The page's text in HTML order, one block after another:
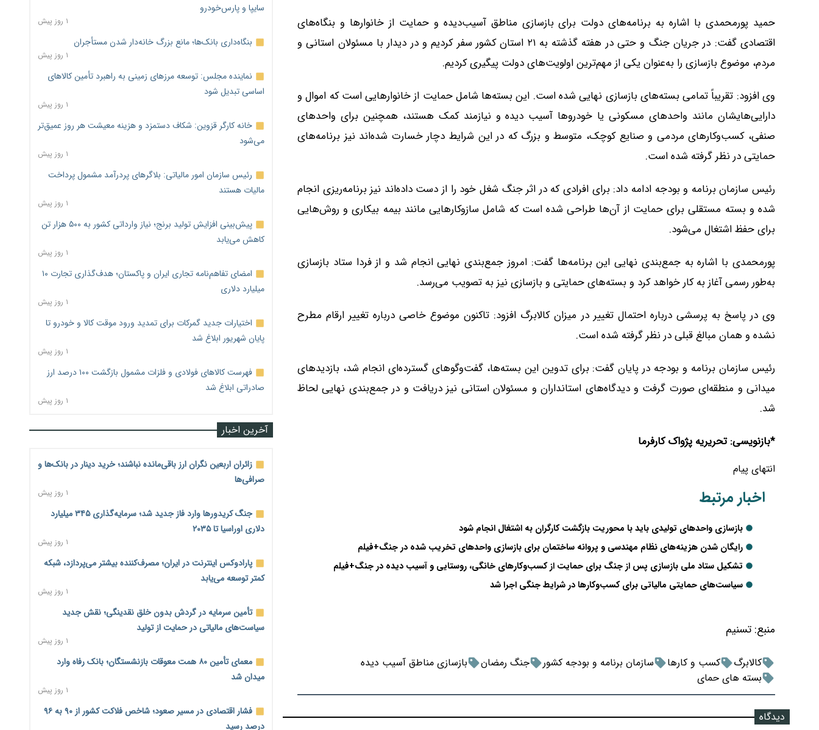
حمید پورمحمدی با اشاره به برنامه‌های دولت برای بازسازی مناطق آسیب‌دیده و حمایت از خانوارها و بنگاه‌های
اقتصادی گفت: در جریان جنگ و حتی در هفته گذشته به ۲۱ استان کشور سفر کردیم و در دیدار با مسئولان استانی و
مردم، موضوع بازسازی را به‌عنوان یکی از مهم‌ترین اولویت‌های دولت پیگیری کردیم.
وی افزود: تقریباً تمامی بسته‌های بازسازی نهایی شده است. این بسته‌ها شامل حمایت از خانوارهایی است که اموال و
دارایی‌هایشان مانند واحدهای مسکونی یا خودروها آسیب دیده و نیازمند کمک هستند، همچنین برای واحدهای
صنفی، کسب‌وکارهای مردمی و صنایع کوچک، متوسط و بزرگ که در این شرایط دچار خسارت شده‌اند نیز برنامه‌های
حمایتی در نظر گرفته شده است.
رئیس سازمان برنامه و بودجه ادامه داد: برای افرادی که در اثر جنگ شغل خود را از دست داده‌اند نیز برنامه‌ریزی انجام
شده و بسته مستقلی برای حمایت از آن‌ها طراحی شده است که شامل سازوکارهایی مانند بیمه بیکاری و روش‌هایی
برای حفظ اشتغال می‌شود.
پورمحمدی با اشاره به جمع‌بندی نهایی این برنامه‌ها گفت: امروز جمع‌بندی نهایی انجام شد و از فردا ستاد بازسازی
به‌طور رسمی آغاز به کار خواهد کرد و بسته‌های حمایتی و بازسازی نیز به تصویب می‌رسد.
وی در پاسخ به پرسشی درباره احتمال تغییر در میزان کالابرگ افزود: تاکنون موضوع خاصی درباره تغییر ارقام مطرح
نشده و همان مبالغ قبلی در نظر گرفته شده است.
رئیس سازمان برنامه و بودجه در پایان گفت: برای تدوین این بسته‌ها، گفت‌وگوهای گسترده‌ای انجام شد، بازدیدهای
میدانی و منطقه‌ای صورت گرفت و دیدگاه‌های استانداران و مسئولان استانی نیز دریافت و در جمع‌بندی نهایی لحاظ
شد.
*بازنویسی: تحریریه پژواک کارفرما
انتهای پیام
اخبار مرتبط
بازسازی واحدهای تولیدی باید با محوریت بازگشت کارگران به اشتغال انجام شود
رایگان شدن هزینه‌های نظام مهندسی و پروانه ساختمان برای بازسازی واحدهای تخریب شده در جنگ+فیلم
تشکیل ستاد ملی بازسازی پس از جنگ برای حمایت از کسب‌وکارهای خانگی، روستایی و آسیب دیده در جنگ+فیلم
سیاست‌های حمایتی مالیاتی برای کسب‌وکارها در شرایط جنگی اجرا شد
منبع: تسنیم
کالابرگ کسب و کارها سازمان برنامه و بودجه کشور جنگ رمضان
بازسازی مناطق آسیب دیده
بسته های حمای
دیدگاه
سایپا و پارس‌خودرو
۱ روز پیش
بنگاه‌داری بانک‌ها؛ مانع بزرگ خانه‌دار شدن مستأجران
۱ روز پیش
نماینده مجلس: توسعه مرزهای زمینی به راهبرد تأمین کالاهای
اساسی تبدیل شود
۱ روز پیش
خانه کارگر قزوین: شکاف دستمزد و هزینه معیشت هر روز عمیق‌تر
می‌شود
۱ روز پیش
رئیس سازمان امور مالیاتی: بلاگرهای پردرآمد مشمول پرداخت
مالیات هستند
۱ روز پیش
پیش‌بینی افزایش تولید برنج؛ نیاز وارداتی کشور به ۵۰۰ هزار تن
کاهش می‌یابد
۱ روز پیش
امضای تفاهم‌نامه تجاری ایران و پاکستان؛ هدف‌گذاری تجارت ۱۰
میلیارد دلاری
۱ روز پیش
اختیارات جدید گمرکات برای تمدید ورود موقت کالا و خودرو تا
پایان شهریور ابلاغ شد
۱ روز پیش
فهرست کالاهای فولادی و فلزات مشمول بازگشت ۱۰۰ درصد ارز
صادراتی ابلاغ شد
۱ روز پیش
آخرین اخبار
زائران اربعین نگران ارز باقی‌مانده نباشند؛ خرید دینار در بانک‌ها و
صرافی‌ها
۱ روز پیش
جنگ کریدورها وارد فاز جدید شد؛ سرمایه‌گذاری ۳۴۵ میلیارد
دلاری اوراسیا تا ۲۰۳۵
۱ روز پیش
پارادوکس اینترنت در ایران؛ مصرف‌کننده بیشتر می‌پردازد، شبکه
کمتر توسعه می‌یابد
۱ روز پیش
تأمین سرمایه در گردش بدون خلق نقدینگی؛ نقش جدید
سیاست‌های مالیاتی در حمایت از تولید
۱ روز پیش
معمای تأمین ۸۰ همت معوقات بازنشستگان؛ بانک رفاه وارد
میدان شد
۱ روز پیش
فشار اقتصادی در مسیر صعود؛ شاخص فلاکت کشور از ۹۰ به ۹۶
درصد رسید